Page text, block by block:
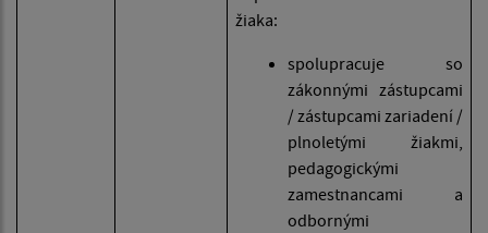
žiaka:
spolupracuje so
zákonnými zástupcami
/ zástupcami zariadení /
plnoletými žiakmi,
pedagogickými
zamestnancami a
odbornými